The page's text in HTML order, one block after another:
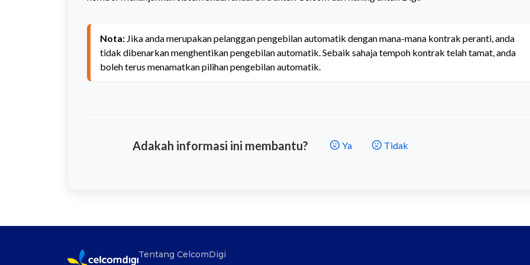
Nota: Jika anda merupakan pelanggan pengebilan automatik dengan mana-mana kontrak peranti, anda
tidak dibenarkan menghentikan pengebilan automatik. Sebaik sahaja tempoh kontrak telah tamat, anda
boleh terus menamatkan pilihan pengebilan automatik.
Adakah informasi ini membantu? Tidak
Ya
Tentang CelcomDigi